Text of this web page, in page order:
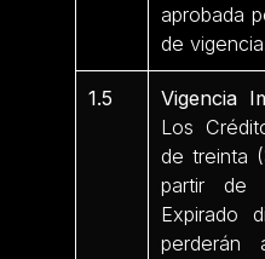
aprobada
de
1.5
Vigencia
Los
de treinta
partir de
Expirado
perderán